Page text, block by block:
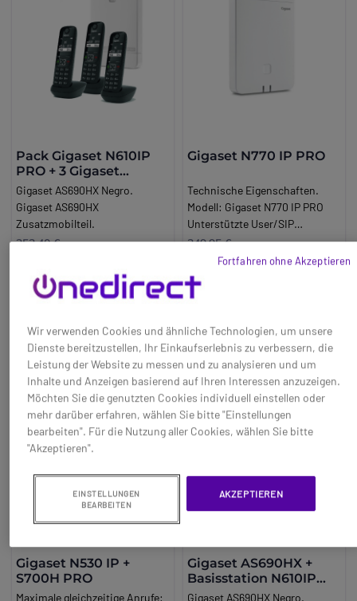
Pack Gigaset N610IP
PRO + 3 Gigaset
AS690HX schwarz
Gigaset AS690HX Negro.
Gigaset AS690HX
Zusatzmobilteil.
253,40 €
Ref: SIN610IP3AS690
Gigaset N770 IP PRO
Technische Eigenschaften.
Modell: Gigaset N770 IP PRO
Unterstützte User/SIP
Accounts: bis zu 100
Gleichzeitige Gespräche: bis zu
30 parallele Kanäle Multicell
Support: bis zu 20 N770
(Integrator/DECT Manager) Vo.
349,95 €
249,95 € -29%
Gigaset N530 IP +
S700H PRO
Maximale gleichzeitige Anrufe:
Gigaset AS690HX +
Basisstation N610IP
PRO
Gigaset AS690HX Negro.
Wir verwenden Cookies und ähnliche Technologien, um unsere
Dienste bereitzustellen, Ihr Einkaufserlebnis zu verbessern, die
Leistung der Website zu messen und zu analysieren und um
Inhalte und Anzeigen basierend auf Ihren Interessen anzuzeigen.
Möchten Sie die genutzten Cookies individuell einstellen oder
mehr darüber erfahren, wählen Sie bitte "Einstellungen
bearbeiten". Für die Nutzung aller Cookies, wählen Sie bitte
"Akzeptieren".
EINSTELLUNGEN
BEARBEITEN
AKZEPTIEREN
Fortfahren ohne Akzeptieren